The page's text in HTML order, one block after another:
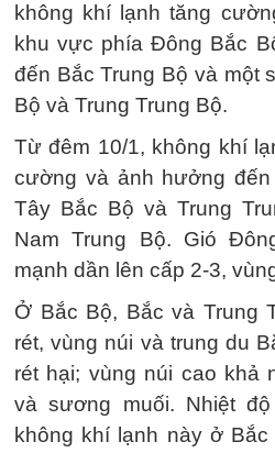
không khí lạnh tăng
khu vực phía Đông Bắc
đến Bắc Trung Bộ và một
Bộ và Trung Trung Bộ.
Từ đêm 10/1, không khí
cường và ảnh hưởng
Tây Bắc Bộ và Trung
Nam Trung Bộ. Gió
mạnh dần lên cấp 2-3,
Ở Bắc Bộ, Bắc và Trung
rét, vùng núi và trung du
rét hại; vùng núi cao khả
và sương muối. Nhiệt
không khí lạnh này ở